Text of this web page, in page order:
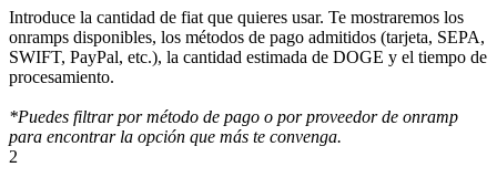
Introduce la cantidad de fiat que quieres usar. Te mostraremos los
onramps disponibles, los métodos de pago admitidos (tarjeta, SEPA,
SWIFT, PayPal, etc.), la cantidad estimada de DOGE y el tiempo de
procesamiento.
*Puedes filtrar por método de pago o por proveedor de onramp
para encontrar la opción que más te convenga.
2